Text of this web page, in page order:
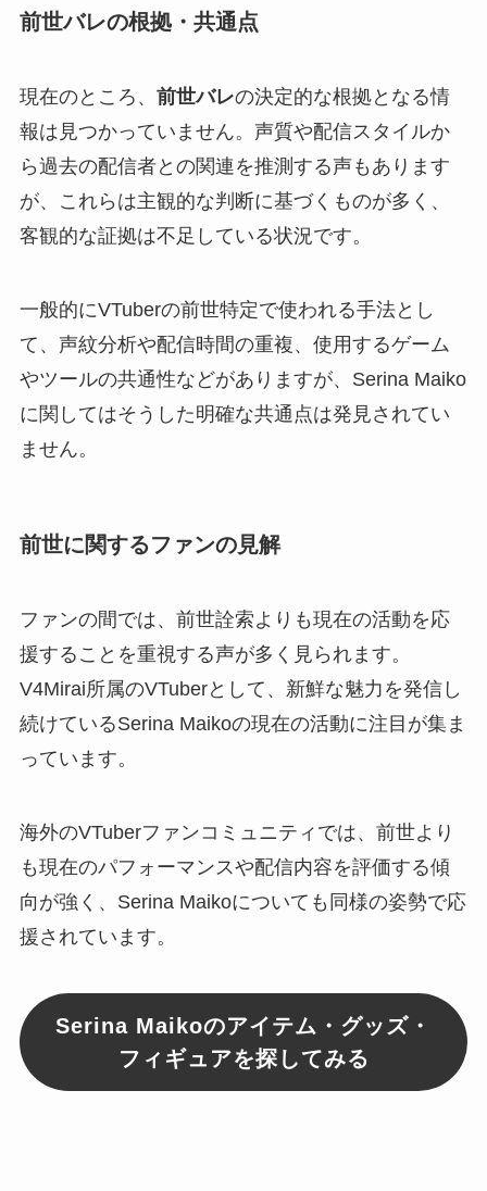
前世バレの根拠・共通点
現在のところ、 前世バレの決定的な根拠となる情
報は見つかっていません。声質や配信スタイルか
ら過去の配信者との関連を推測する声もあります
が、これらは主観的な判断に基づくものが多く、
客観的な証拠は不足している状況です。
一般的にVTuberの前世特定で使われる手法とし
て、声紋分析や配信時間の重複、使用するゲーム
やツールの共通性などがありますが、Serina Maiko
に関してはそうした明確な共通点は発見されてい
ません。
前世に関するファンの見解
ファンの間では、前世詮索よりも現在の活動を応
援することを重視する声が多く見られます。
V4Mirai所属のVTuberとして、新鮮な魅力を発信し
続けているSerina Maikoの現在の活動に注目が集ま
っています。
海外のVTuberファンコミュニティでは、前世より
も現在のパフォーマンスや配信内容を評価する傾
向が強く、Serina Maikoについても同様の姿勢で応
援されています。
Serina Maikoのアイテム・グッズ・
フィギュアを探してみる